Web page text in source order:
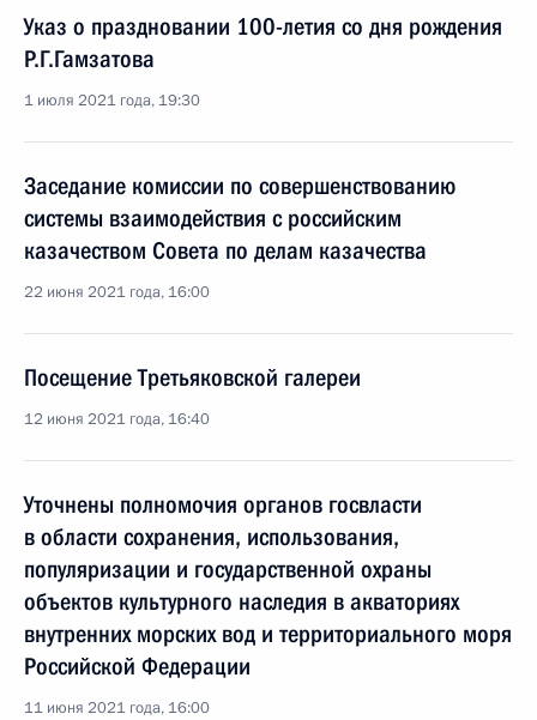
Указ о праздновании 100-летия со дня рождения
Р.Г.Гамзатова
1 июля 2021 года, 19:30
Заседание комиссии по совершенствованию
системы взаимодействия с российским
казачеством Совета по делам казачества
22 июня 2021 года, 16:00
Посещение Третьяковской галереи
12 июня 2021 года, 16:40
Уточнены полномочия органов госвласти
в области сохранения, использования,
популяризации и государственной охраны
объектов культурного наследия в акваториях
внутренних морских вод и территориального моря
Российской Федерации
11 июня 2021 года, 16:00